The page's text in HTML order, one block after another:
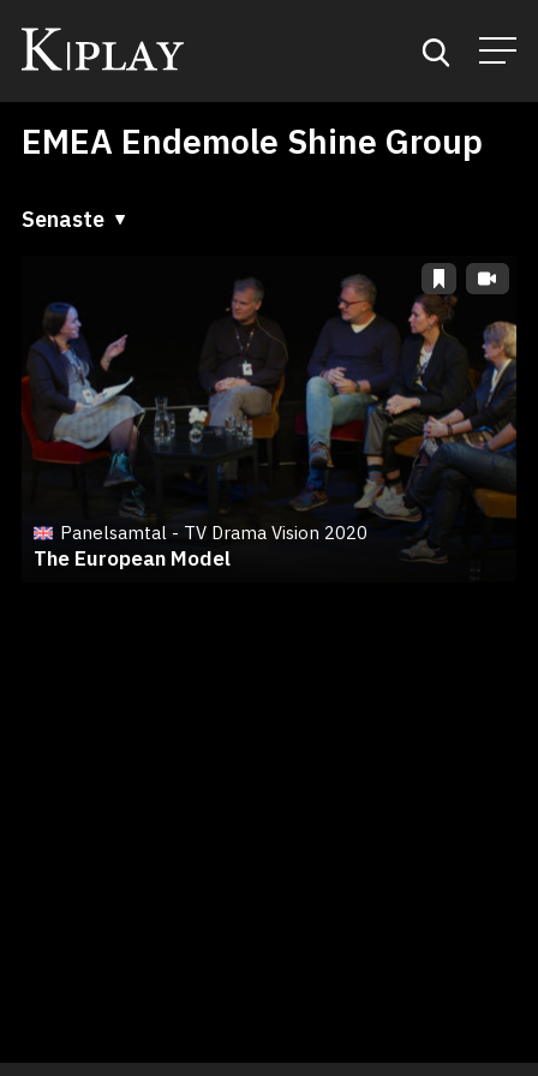
Start
Sök
Kategorier
Mina favoriter
EMEA Endemole Shine Group
Senaste
A till Ö
Ö till A
Panelsamtal - TV Drama Vision 2020
The European Model